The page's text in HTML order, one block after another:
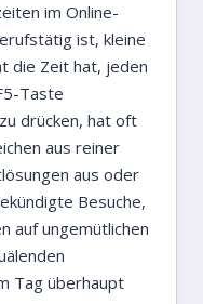
im Online-
ist, kleine
die Zeit hat, jeden
Taste
drücken, hat oft
aus reiner
aus oder
Besuche,
auf ungemütlichen
Tag überhaupt